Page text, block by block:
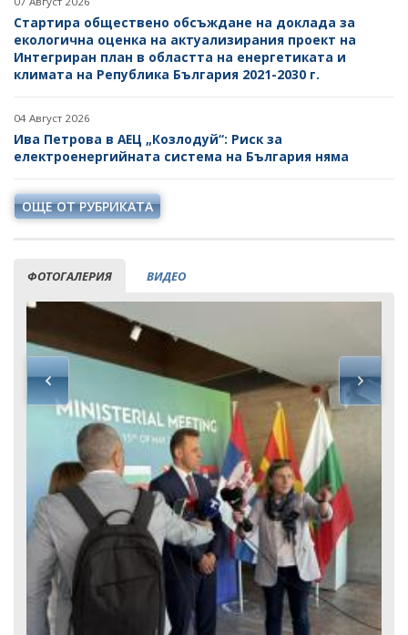
Стартира обществено обсъждане на доклада за
екологична оценка на актуализирания проект на
Интегриран план в областта на енергетиката и
климата на Република България 2021-2030 г.
04 Август 2026
Ива Петрова в АЕЦ „Козлодуй“: Риск за
електроенергийната система на България няма
ОЩЕ ОТ РУБРИКАТА
ФОТОГАЛЕРИЯ ВИДЕО